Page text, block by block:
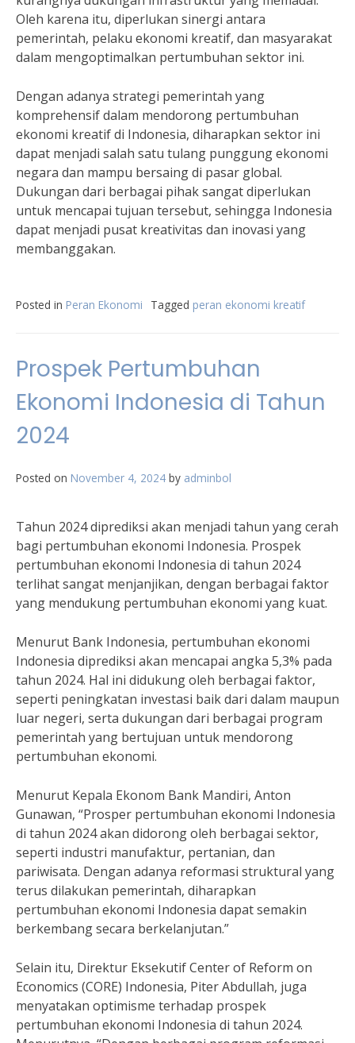
Oleh karena itu, diperlukan sinergi antara
pemerintah, pelaku ekonomi kreatif, dan masyarakat
dalam mengoptimalkan pertumbuhan sektor ini.
Dengan adanya strategi pemerintah yang
komprehensif dalam mendorong pertumbuhan
ekonomi kreatif di Indonesia, diharapkan sektor ini
dapat menjadi salah satu tulang punggung ekonomi
negara dan mampu bersaing di pasar global.
Dukungan dari berbagai pihak sangat diperlukan
untuk mencapai tujuan tersebut, sehingga Indonesia
dapat menjadi pusat kreativitas dan inovasi yang
membanggakan.
Posted in Peran Ekonomi Tagged peran ekonomi kreatif
Prospek Pertumbuhan
Ekonomi Indonesia di Tahun
2024
Posted on November 4, 2024 by adminbol
Tahun 2024 diprediksi akan menjadi tahun yang cerah
bagi pertumbuhan ekonomi Indonesia. Prospek
pertumbuhan ekonomi Indonesia di tahun 2024
terlihat sangat menjanjikan, dengan berbagai faktor
yang mendukung pertumbuhan ekonomi yang kuat.
Menurut Bank Indonesia, pertumbuhan ekonomi
Indonesia diprediksi akan mencapai angka 5,3% pada
tahun 2024. Hal ini didukung oleh berbagai faktor,
seperti peningkatan investasi baik dari dalam maupun
luar negeri, serta dukungan dari berbagai program
pemerintah yang bertujuan untuk mendorong
pertumbuhan ekonomi.
Menurut Kepala Ekonom Bank Mandiri, Anton
Gunawan, “Prosper pertumbuhan ekonomi Indonesia
di tahun 2024 akan didorong oleh berbagai sektor,
seperti industri manufaktur, pertanian, dan
pariwisata. Dengan adanya reformasi struktural yang
terus dilakukan pemerintah, diharapkan
pertumbuhan ekonomi Indonesia dapat semakin
berkembang secara berkelanjutan.”
Selain itu, Direktur Eksekutif Center of Reform on
Economics (CORE) Indonesia, Piter Abdullah, juga
menyatakan optimisme terhadap prospek
pertumbuhan ekonomi Indonesia di tahun 2024.